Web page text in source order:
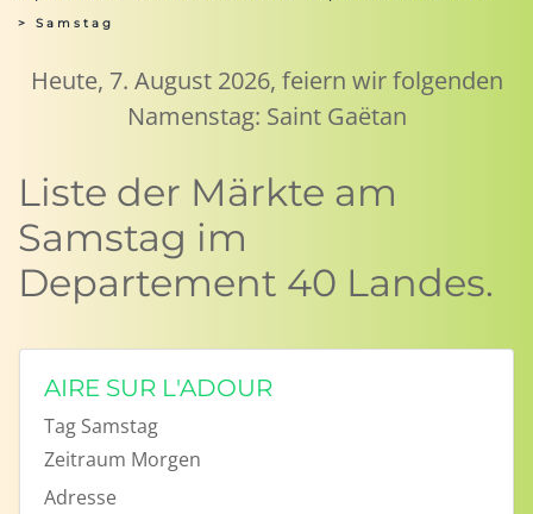
> Samstag
Heute, 7. August 2026, feiern wir folgenden
Namenstag: Saint Gaëtan
Liste der Märkte am
Samstag im
Departement 40 Landes.
AIRE SUR L'ADOUR
Tag Samstag
Zeitraum Morgen
Adresse